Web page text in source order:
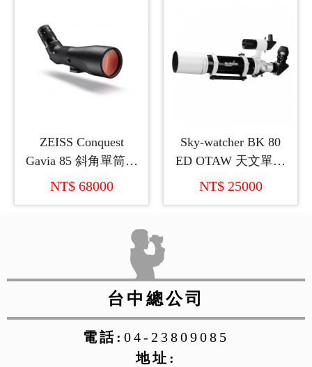
ZEISS Conquest
Gavia 85 斜角單筒望
遠鏡+原廠30-60倍變
NT$ 68000
Sky-watcher BK 80
ED OTAW 天文單筒
望遠鏡
NT$ 25000
台中總公司
電話: 04-23809085
地址: